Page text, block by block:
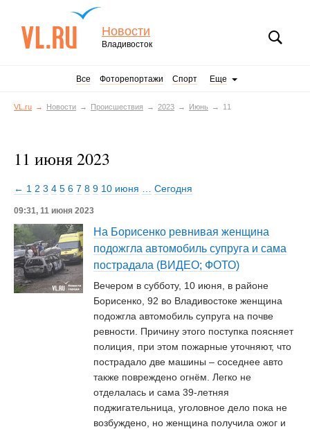
Новости
Владивосток
Все Фоторепортажи Спорт Еще
VL.ru Новости Происшествия 2023 Июнь 11
11 июня 2023
← 1 2 3 4 5 6 7 8 9 10 июня Сегодня
09:31, 11 июня 2023
На Борисенко ревнивая женщина
подожгла автомобиль супруга и сама
пострадала (ВИДЕО; ФОТО)
Вечером в субботу, 10 июня, в районе
Борисенко, 92 во Владивостоке женщина
подожгла автомобиль супруга на почве
ревности. Причину этого поступка поясняет
полиция, при этом пожарные уточняют, что
пострадало две машины – соседнее авто
также повреждено огнём. Легко не
отделалась и сама 39-летняя
поджигательница, уголовное дело пока не
возбуждено, но женщина получила ожог и